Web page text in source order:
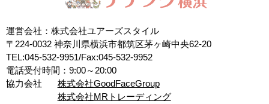
運営会社：株式会社ユアーズスタイル
〒224-0032 神奈川県横浜市都筑区茅ヶ崎中央62-20
TEL:045-532-9951/Fax:045-532-9952
電話受付時間：9:00～20:00
協力会社
株式会社GoodFaceGroup
株式会社MRトレーディング